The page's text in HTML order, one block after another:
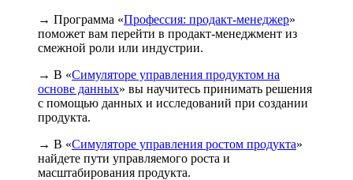
→ Программа «Профессия: продакт-менеджер»
поможет вам перейти в продакт-менеджмент из
смежной роли или индустрии.
→ В «Симуляторе управления продуктом на
основе данных» вы научитесь принимать решения
с помощью данных и исследований при создании
продукта.
→ В «Симуляторе управления ростом продукта»
найдете пути управляемого роста и
масштабирования продукта.